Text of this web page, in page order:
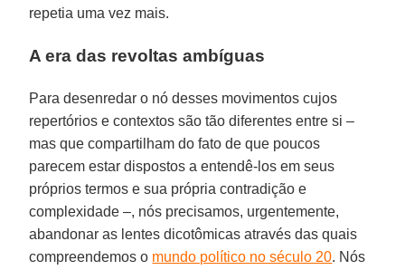
repetia uma vez mais.
A era das revoltas ambíguas
Para desenredar o nó desses movimentos cujos
repertórios e contextos são tão diferentes entre si –
mas que compartilham do fato de que poucos
parecem estar dispostos a entendê-los em seus
próprios termos e sua própria contradição e
complexidade –, nós precisamos, urgentemente,
abandonar as lentes dicotômicas através das quais
compreendemos o mundo político no século 20. Nós